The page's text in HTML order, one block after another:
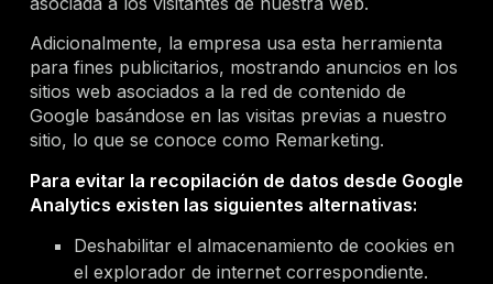
Adicionalmente, la empresa usa esta herramienta
para fines publicitarios, mostrando anuncios en los
sitios web asociados a la red de contenido de
Google basándose en las visitas previas a nuestro
sitio, lo que se conoce como Remarketing.
Para evitar la recopilación de datos desde Google
Analytics existen las siguientes alternativas:
Deshabilitar el almacenamiento de cookies en
el explorador de internet correspondiente.